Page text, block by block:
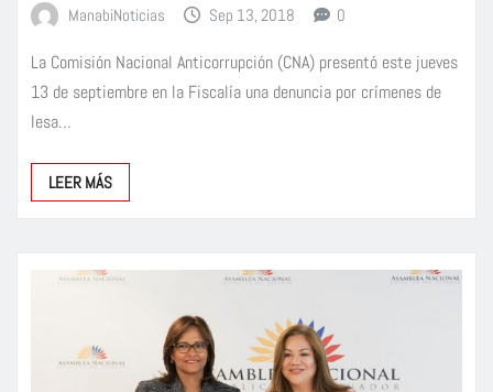
ManabiNoticias Sep 13, 2018 0
La Comisión Nacional Anticorrupción (CNA) presentó este jueves
13 de septiembre en la Fiscalía una denuncia por crímenes de
lesa…
LEER MÁS